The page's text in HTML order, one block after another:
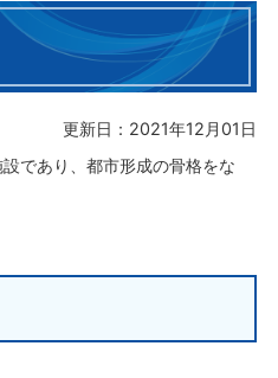
更新日：2021年12月01日
であり、都市形成の骨格をな